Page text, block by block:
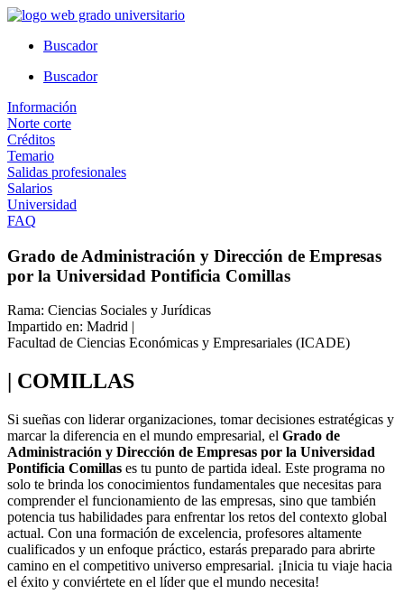
Ir
contenidoBuscador
Buscador
Información
Norte corte
Créditos
Temario
Salidas profesionales
Salarios
Universidad
FAQ
Grado de Administración y Dirección de Empresas
por la Universidad Pontificia Comillas
Rama: Ciencias Sociales y Jurídicas
Impartido en: Madrid |
Facultad de Ciencias Económicas y Empresariales (ICADE)
| COMILLAS
Si sueñas con liderar organizaciones, tomar decisiones estratégicas y
marcar la diferencia en el mundo empresarial, el Grado de
Administración y Dirección de Empresas por la Universidad
Pontificia Comillas es tu punto de partida ideal. Este programa no
solo te brinda los conocimientos fundamentales que necesitas para
comprender el funcionamiento de las empresas, sino que también
potencia tus habilidades para enfrentar los retos del contexto global
actual. Con una formación de excelencia, profesores altamente
cualificados y un enfoque práctico, estarás preparado para abrirte
camino en el competitivo universo empresarial. ¡Inicia tu viaje hacia
el éxito y conviértete en el líder que el mundo necesita!